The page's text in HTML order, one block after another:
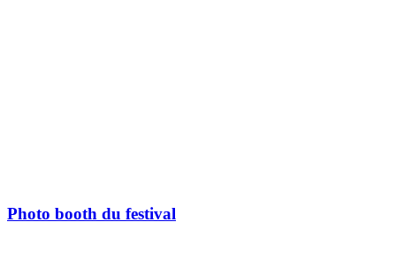
Photo booth du festival